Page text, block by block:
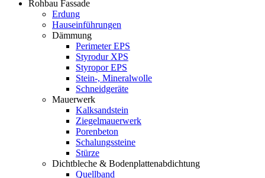
Rohbau Fassade
Erdung
Hauseinführungen
Dämmung
Perimeter EPS
Styrodur XPS
Styropor EPS
Stein-, Mineralwolle
Schneidgeräte
Mauerwerk
Kalksandstein
Ziegelmauerwerk
Porenbeton
Schalungssteine
Stürze
Dichtbleche & Bodenplattenabdichtung
Quellband